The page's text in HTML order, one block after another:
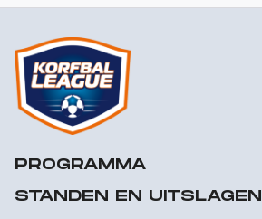
PROGRAMMA
STANDEN EN UITSLAGEN